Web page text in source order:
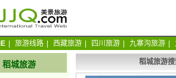
旅游线路 西藏旅游 四川旅游 九寨沟旅游
稻城旅游
稻城旅游